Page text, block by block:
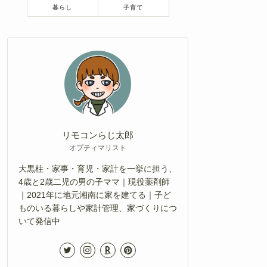
暮らし 子育て
リモコンらじ太郎
オプティマリスト
大黒柱・家事・育児・家計を一挙に担う、
4歳と2歳二児の男の子ママ｜現役薬剤師
｜2021年に地元湘南に家を建てる｜子ど
ものいる暮らしや家計管理、家づくりにつ
いて発信中